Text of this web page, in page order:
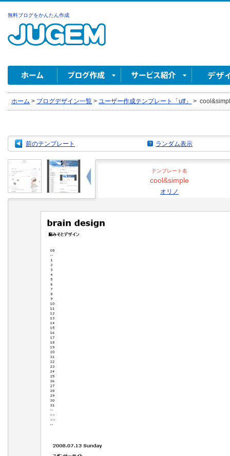
無料ブログをかんたん作成
ホーム > ブログデザイン一覧 > ユーザー作成テンプレート「utf」 >
前のテンプレート ランダム表示
テンプレート名
cool&simple
オリノ